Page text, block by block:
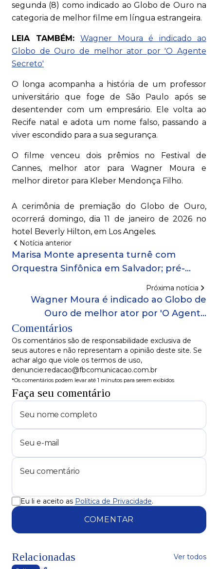
segunda (8) como indicado ao Globo de Ouro na
categoria de melhor filme em língua estrangeira.
LEIA TAMBÉM: Wagner Moura é indicado ao
Globo de Ouro de melhor ator por 'O Agente
Secreto'
O longa acompanha a história de um professor
universitário que foge de São Paulo após se
desentender com um empresário. Ele volta ao
Recife natal e adota um nome falso, passando a
viver escondido para a sua segurança.
O filme venceu dois prêmios no Festival de
Cannes, melhor ator para Wagner Moura e
melhor diretor para Kleber Mendonça Filho.
A cerimônia de premiação do Globo de Ouro,
ocorrerá domingo, dia 11 de janeiro de 2026 no
hotel Beverly Hilton, em Los Angeles.
Notícia anterior
Marisa Monte apresenta turnê com
Orquestra Sinfônica em Salvador; pré-
venda começa quarta-feira (10)
Próxima notícia
Wagner Moura é indicado ao Globo de
Ouro de melhor ator por 'O Agente
Comentários
Os comentários são de responsabilidade exclusiva de
seus autores e não representam a opinião deste site. Se
achar algo que viole os termos de uso,
denuncie:redacao@fbcomunicacao.com.br
*Os comentários podem levar até 1 minutos para serem exibidos
Faça seu comentário
Eu li e aceito as Política de Privacidade.
COMENTAR
Relacionadas Ver todos